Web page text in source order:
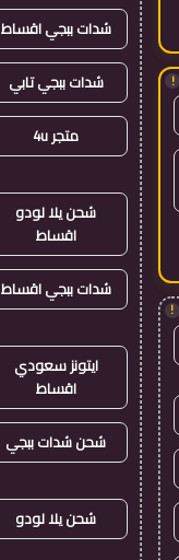
!
!
شدات ببجي اقساط
شدات ببجي تابي
متجر 4u
شحن يلا لودو
اقساط
شدات ببجي اقساط
ايتونز سعودي
اقساط
شحن شدات ببجي
شحن يلا لودو